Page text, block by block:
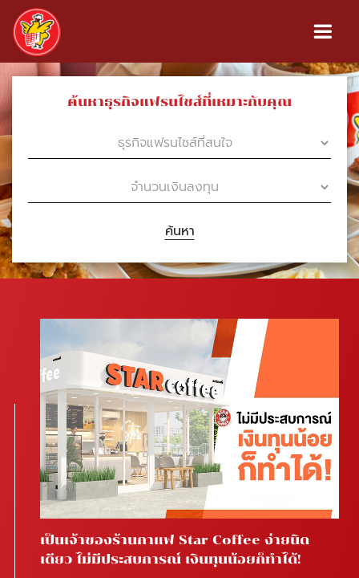
ค้นหาธุรกิจแฟรนไชส์ที่เหมาะกับคุณ
ค้นหา
เป็นเจ้าของร้านกาแฟ Star Coffee ง่ายนิด
เดียว ไม่มีประสบการณ์ เงินทุนน้อยก็ทำได้!